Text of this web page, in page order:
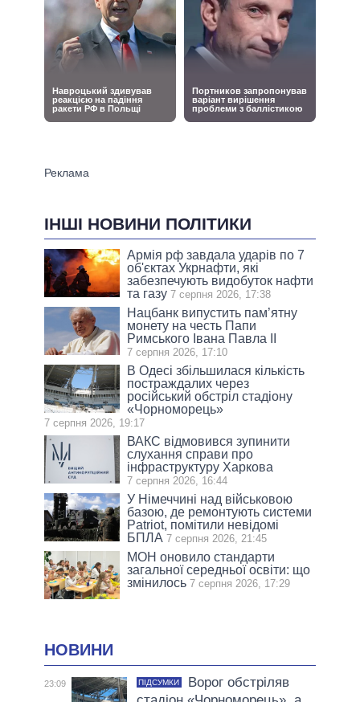
ІНШІ НОВИНИ ПОЛІТИКИ
Армія рф завдала ударів по 7
об'єктах Укрнафти, які
забезпечують видобуток нафти
та газу 7 серпня 2026, 17:38
Нацбанк випустить пам’ятну
монету на честь Папи
Римського Івана Павла II
7 серпня 2026, 17:10
В Одесі збільшилася кількість
постраждалих через
російський обстріл стадіону
«Чорноморець»
7 серпня 2026, 19:17
ВАКС відмовився зупинити
слухання справи про
інфраструктуру Харкова
7 серпня 2026, 16:44
У Німеччині над військовою
базою, де ремонтують системи
Patriot, помітили невідомі
БПЛА 7 серпня 2026, 21:45
МОН оновило стандарти
загальної середньої освіти: що
змінилось 7 серпня 2026, 17:29
НОВИНИ
23:09 ПІДСУМКИ
Ворог обстріляв